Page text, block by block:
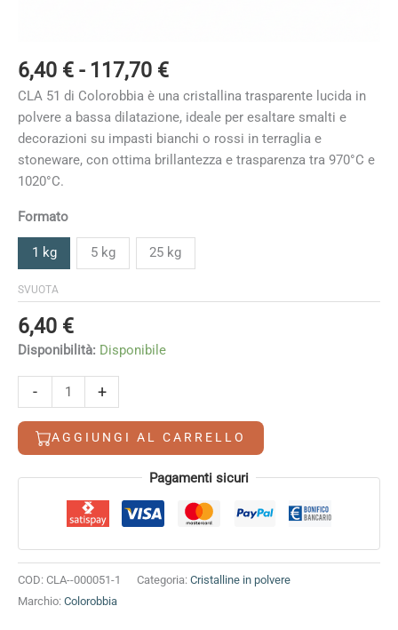
6,40 € - 117,70 €Fascia
di
prezzo:
da
6,40 €
CLA 51 di Colorobbia è una cristallina trasparente lucida in
polvere a bassa dilatazione, ideale per esaltare smalti e
decorazioni su impasti bianchi o rossi in terraglia e
stoneware, con ottima brillantezza e trasparenza tra 970°C e
1020°C.
Formato
1 kg 5 kg 25 kg
SVUOTA
6,40 €
Disponibilità: Disponibile
-
Cristallina
trasparente
lucida
(970°-1020°)
+
AGGIUNGI AL CARRELLO
Alternative: Pagamenti sicuri
COD: CLA--000051-1 Categoria: Cristalline in polvere
Marchio: Colorobbia